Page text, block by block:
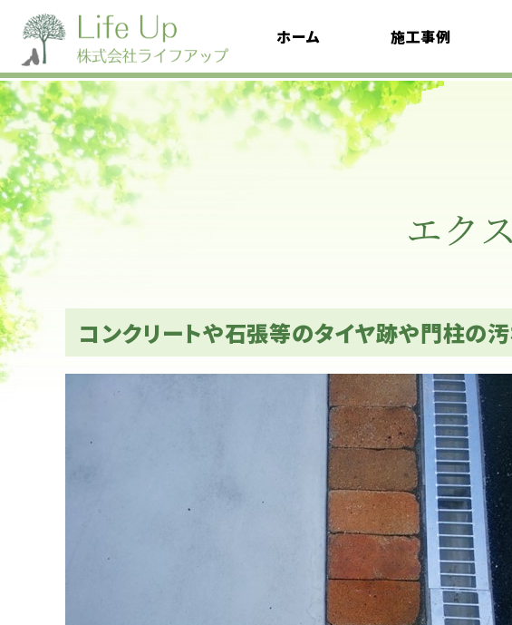
ホーム 施工事例
エク
コンクリートや石張等のタイヤ跡や門柱の汚